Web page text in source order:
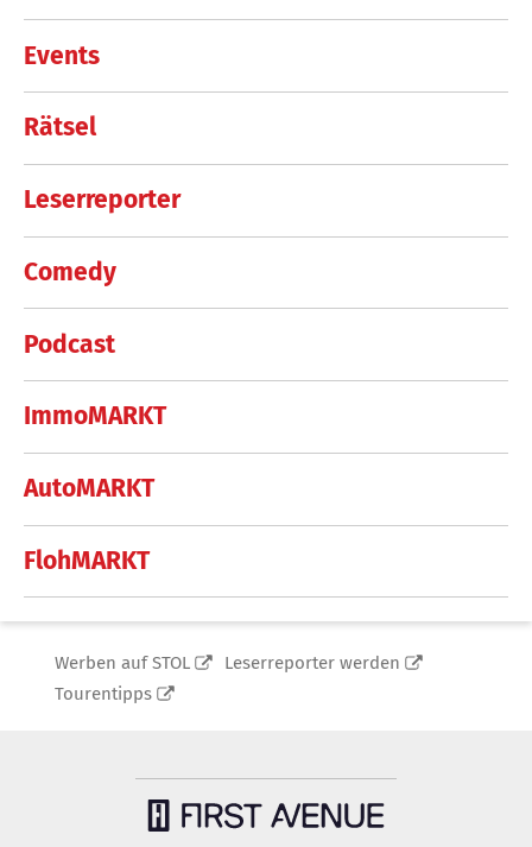
Events
Rätsel
Leserreporter
Comedy
Podcast
ImmoMARKT
AutoMARKT
FlohMARKT
Werben auf STOL
Leserreporter werden
Tourentipps